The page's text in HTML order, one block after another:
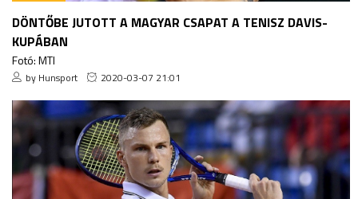
DÖNTŐBE JUTOTT A MAGYAR CSAPAT A TENISZ DAVIS-
KUPÁBAN
Fotó: MTI
by Hunsport 2020-03-07 21:01